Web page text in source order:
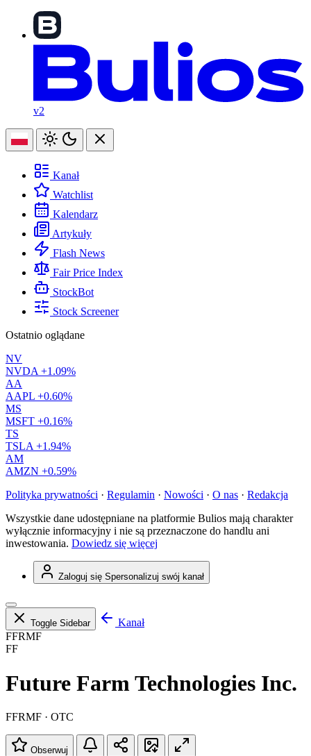
v2
Kanał
Watchlist
Kalendarz
Artykuły
Flash News
Fair Price Index
StockBot
Stock Screener
Ostatnio oglądane
NV
NVDA +1.09%
AA
AAPL +0.60%
MS
MSFT +0.16%
TS
TSLA +1.94%
AM
AMZN +0.59%
Polityka prywatności · Regulamin · Nowości · O nas · Redakcja
Wszystkie dane udostępniane na platformie Bulios mają charakter
wyłącznie informacyjny i nie są przeznaczone do handlu ani
inwestowania. Dowiedz się więcej
Zaloguj się Spersonalizuj swój kanał
Toggle Sidebar
Kanał
FFRMF
FF
Future Farm Technologies Inc.
FFRMF · OTC
Obserwuj